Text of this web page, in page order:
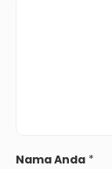
Nama Anda *